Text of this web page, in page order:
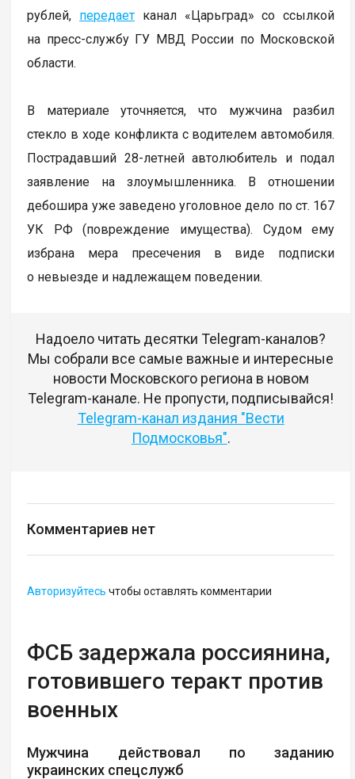
рублей, передает канал «Царьград» со ссылкой
на пресс-службу ГУ МВД России по Московской
области.
В материале уточняется, что мужчина разбил
стекло в ходе конфликта с водителем автомобиля.
Пострадавший 28-летней автолюбитель и подал
заявление на злоумышленника. В отношении
дебошира уже заведено уголовное дело по ст. 167
УК РФ (повреждение имущества). Судом ему
избрана мера пресечения в виде подписки
о невыезде и надлежащем поведении.
Надоело читать десятки Telegram-каналов?
Мы собрали все самые важные и интересные
новости Московского региона в новом
Telegram-канале. Не пропусти, подписывайся!
Telegram-канал издания "Вести
Подмосковья".
Комментариев нет
Авторизуйтесь чтобы оставлять комментарии
ФСБ задержала россиянина,
готовившего теракт против
военных
Мужчина действовал по заданию
украинских спецслужб